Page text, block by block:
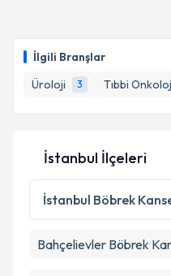
İlgili Branşlar
Üroloji
3 Tıbbi
takvim
E-posta Adresiniz
Kişisel verilerimin
Metni'ni okudum
kapsamda
İstanbul İlçeleri
İstanbul Böbrek
Bahçelievler Böbrek